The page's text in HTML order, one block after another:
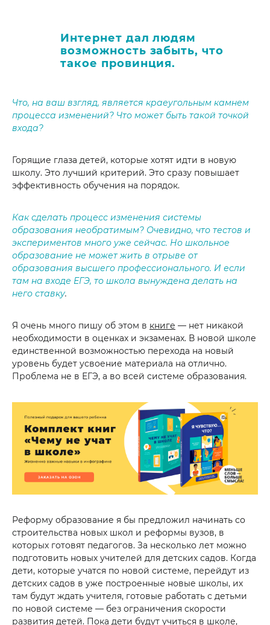
Интернет дал людям
возможность забыть, что
такое провинция.
Что, на ваш взгляд, является краеугольным камнем
процесса изменений? Что может быть такой точкой
входа?
Горящие глаза детей, которые хотят идти в новую
школу. Это лучший критерий. Это сразу повышает
эффективность обучения на порядок.
Как сделать процесс изменения системы
образования необратимым? Очевидно, что тестов и
экспериментов много уже сейчас. Но школьное
образование не может жить в отрыве от
образования высшего профессионального. И если
там на входе ЕГЭ, то школа вынуждена делать на
него ставку.
Я очень много пишу об этом в книге — нет никакой
необходимости в оценках и экзаменах. В новой школе
единственной возможностью перехода на новый
уровень будет усвоение материала на отлично.
Проблема не в ЕГЭ, а во всей системе образования.
Реформу образование я бы предложил начинать со
строительства новых школ и реформы вузов, в
которых готовят педагогов. За несколько лет можно
подготовить новых учителей для детских садов. Когда
дети, которые учатся по новой системе, перейдут из
детских садов в уже построенные новые школы, их
там будут ждать учителя, готовые работать с детьми
по новой системе — без ограничения скорости
развития детей. Пока дети будут учиться в школе,